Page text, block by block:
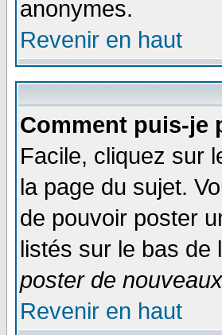
anonymes.
Revenir en haut
Comment puis-je
Facile, cliquez sur
la page du sujet.
de pouvoir poster
listés sur le bas
poster de
Revenir en haut